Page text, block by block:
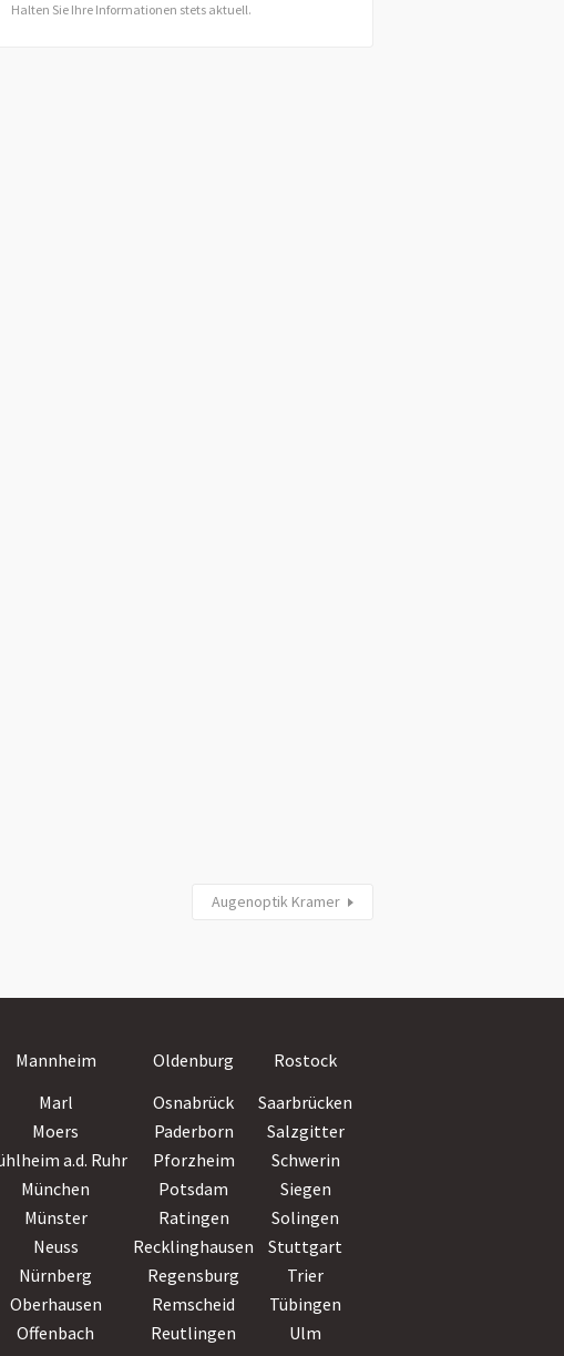
Halten Sie Ihre Informationen stets aktuell.
Augenoptik Kramer
Mannheim Oldenburg Rostock
Marl Osnabrück Saarbrücken
Moers Paderborn Salzgitter
a.d. Ruhr Pforzheim Schwerin
München Potsdam Siegen
Münster Ratingen Solingen
Neuss Recklinghausen Stuttgart
Nürnberg Regensburg Trier
Oberhausen Remscheid
Tübingen
Offenbach Reutlingen Ulm